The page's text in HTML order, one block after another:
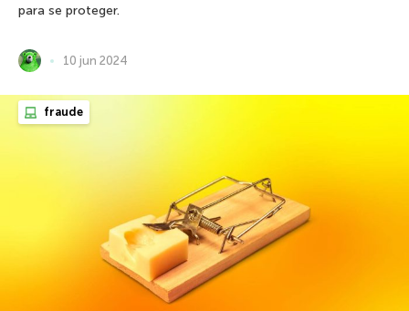
para se proteger.
10 jun 2024
fraude